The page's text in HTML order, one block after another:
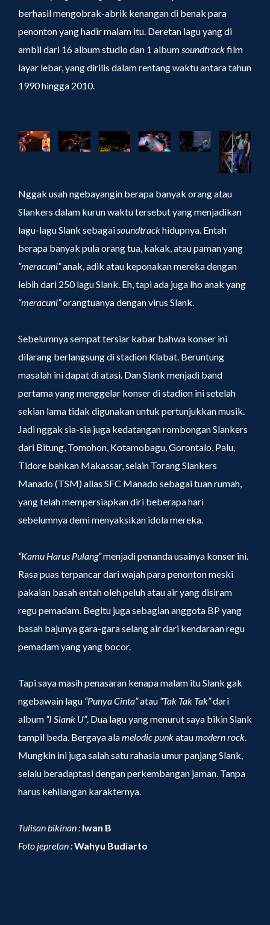
berhasil mengobrak-abrik kenangan di benak para
penonton yang hadir malam itu. Deretan lagu yang di
ambil dari 16 album studio dan 1 albumsoundtrackfilm
layar lebar, yang dirilis dalam rentang waktu antara tahun
1990 hingga 2010.
Nggak usah ngebayangin berapa banyak orang atau
Slankers dalam kurun waktu tersebut yang menjadikan
lagu-lagu Slank sebagaisoundtrackhidupnya. Entah
berapa banyak pula orang tua, kakak, atau paman yang
“meracuni”anak, adik atau keponakan mereka dengan
lebih dari 250 lagu Slank. Eh, tapi ada juga lho anak yang
“meracuni”orangtuanya dengan virus Slank.
Sebelumnya sempat tersiar kabar bahwa konser ini
dilarang berlangsung di stadion Klabat. Beruntung
masalah ini dapat di atasi. Dan Slank menjadi band
pertama yang menggelar konser di stadion ini setelah
sekian lama tidak digunakan untuk pertunjukkan musik.
Jadi nggak sia-sia juga kedatangan rombongan Slankers
dari Bitung, Tomohon, Kotamobagu, Gorontalo, Palu,
Tidore bahkan Makassar, selain Torang Slankers
Manado (TSM) alias SFC Manado sebagai tuan rumah,
yang telah mempersiapkan diri beberapa hari
sebelumnya demi menyaksikan idola mereka.
“Kamu Harus Pulang”menjadi penanda usainya konser ini.
Rasa puas terpancar dari wajah para penonton meski
pakaian basah entah oleh peluh atau air yang disiram
regu pemadam. Begitu juga sebagian anggota BP yang
basah bajunya gara-gara selang air dari kendaraan regu
pemadam yang yang bocor.
Tapi saya masih penasaran kenapa malam itu Slank gak
ngebawain lagu “Punya Cinta”atau “Tak Tak Tak”dari
album “I Slank U”. Dua lagu yang menurut saya bikin Slank
tampil beda. Bergaya alamelodic punkataumodern rock.
Mungkin ini juga salah satu rahasia umur panjang Slank,
selalu beradaptasi dengan perkembangan jaman. Tanpa
harus kehilangan karakternya.
Tulisan bikinan : Iwan B
Foto jepretan :Wahyu Budiarto